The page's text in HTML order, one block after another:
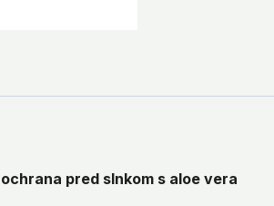
pred slnkom s aloe vera